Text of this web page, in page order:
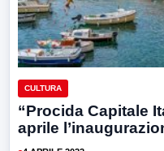
CULTURA
“Procida Capitale
aprile